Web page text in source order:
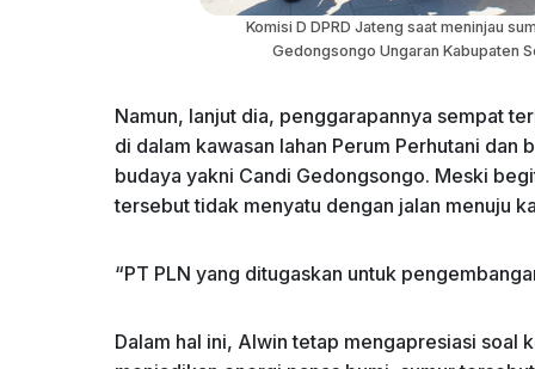
Komisi D DPRD Jateng saat meninjau
Gedongsongo Ungaran Kabupaten
Namun, lanjut dia, penggarapannya sempat
di dalam kawasan lahan Perum Perhutani
budaya yakni Candi Gedongsongo. Meski
tersebut tidak menyatu dengan jalan menuju
“PT PLN yang ditugaskan untuk
Dalam hal ini, Alwin tetap mengapresiasi soal